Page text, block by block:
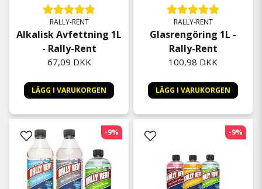
RALLY-RENT
Alkalisk Avfettning 1L
- Rally-Rent
67,09 DKK
LÄGG I VARUKORGEN
RALLY-RENT
Glasrengöring 1L -
Rally-Rent
100,98 DKK
LÄGG I VARUKORGEN
-9% -9%